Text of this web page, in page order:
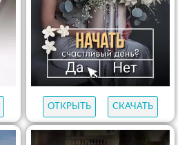
ОТКРЫТЬ СКАЧАТЬ